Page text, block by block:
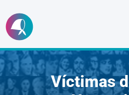
Ir
al
contenido
Víctimas